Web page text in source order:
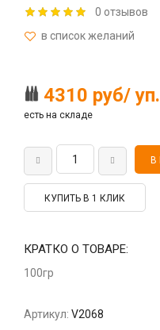
0 отзывов
4310 руб/ уп.
есть на складе
КУПИТЬ В 1 КЛИК
КРАТКО О ТОВАРЕ:
100гр
Артикул: V2068